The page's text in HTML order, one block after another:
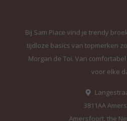
Bij Sam Piace vind je trendy
tijdloze basics van topmerken
Morgan de Toi. Van
voor elke
3811AA
Amersfoort, the